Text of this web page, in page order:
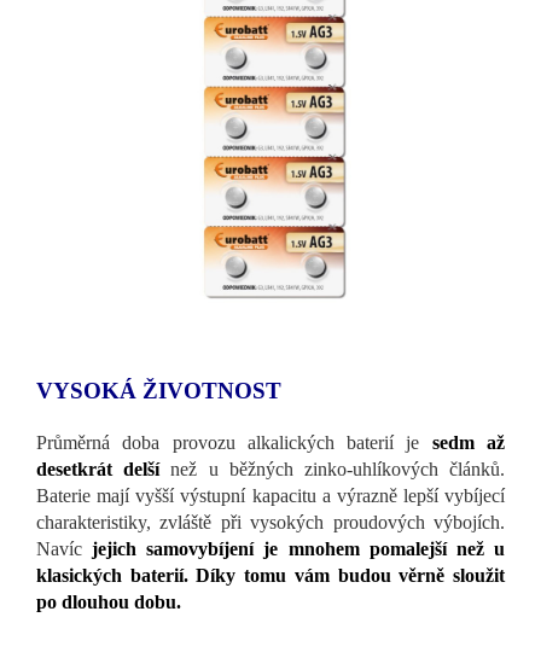
VYSOKÁ ŽIVOTNOST
Průměrná doba provozu alkalických baterií je sedm až
desetkrát delšínež u běžných zinko-uhlíkových článků.
Baterie mají vyšší výstupní kapacitu a výrazně lepší vybíjecí
charakteristiky, zvláště při vysokých proudových výbojích.
Navícjejich samovybíjení je mnohem pomalejší než u
klasických baterií. Díky tomu vám budou věrně sloužit
po dlouhou dobu.